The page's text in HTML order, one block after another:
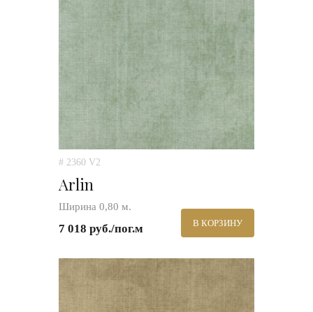
# 2360 V2
Arlin
Ширина 0,80 м.
7 018 руб./пог.м В КОРЗИНУ